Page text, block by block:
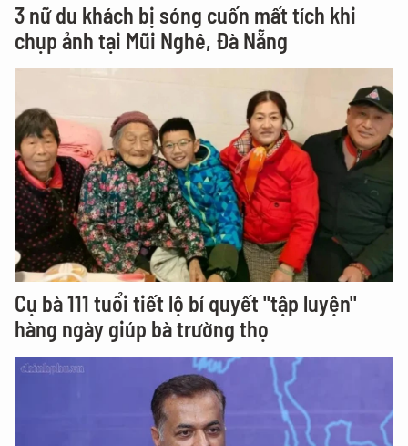
3 nữ du khách bị sóng cuốn mất tích khi
chụp ảnh tại Mũi Nghê, Đà Nẵng
Cụ bà 111 tuổi tiết lộ bí quyết "tập luyện"
hàng ngày giúp bà trường thọ